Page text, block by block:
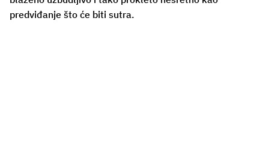
predviđanje što će biti sutra.